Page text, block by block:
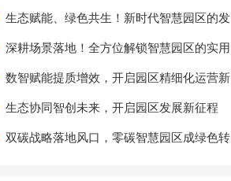
生态赋能、绿色共生！新时代智慧园区的发展新赛道
深耕场景落地！全方位解锁智慧园区的实用价值与发展优势
数智赋能提质增效，开启园区精细化运营新范式
生态协同智创未来，开启园区发展新征程
​双碳战略落地风口，零碳智慧园区成绿色转型核心赛道